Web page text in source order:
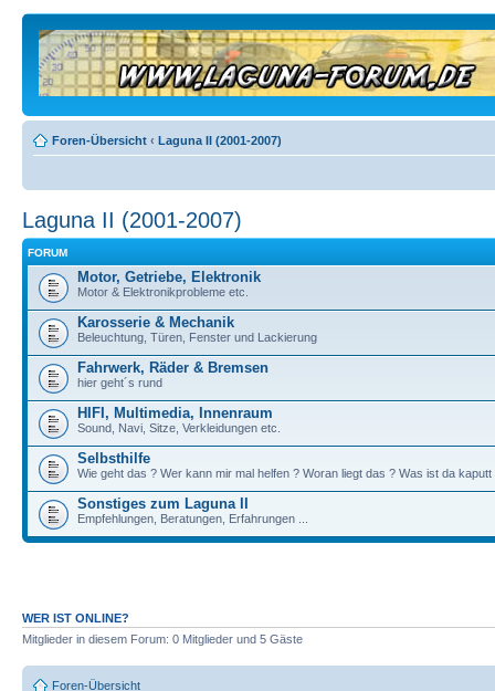
Foren-Übersicht ‹ Laguna II (2001-2007)
Laguna II (2001-2007)
FORUM
Motor, Getriebe, Elektronik
Motor & Elektronikprobleme etc.
Karosserie & Mechanik
Beleuchtung, Türen, Fenster und Lackierung
Fahrwerk, Räder & Bremsen
hier geht´s rund
HIFI, Multimedia, Innenraum
Sound, Navi, Sitze, Verkleidungen etc.
Selbsthilfe
Wie geht das ? Wer kann mir mal helfen ? Woran liegt das ? Was ist da kaputt
Sonstiges zum Laguna II
Empfehlungen, Beratungen, Erfahrungen ...
WER IST ONLINE?
Mitglieder in diesem Forum: 0 Mitglieder und 5 Gäste
Foren-Übersicht